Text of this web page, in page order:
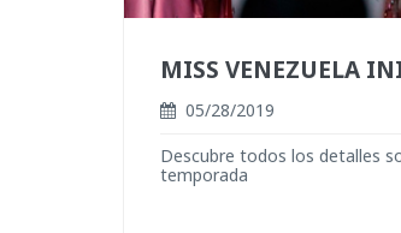
05/28/2019
Descubre todos los detalles
temporada